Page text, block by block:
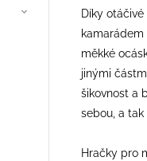
Díky
kamarádem
měkké
jinými
šikovnost a
sebou, a
Hračky pro